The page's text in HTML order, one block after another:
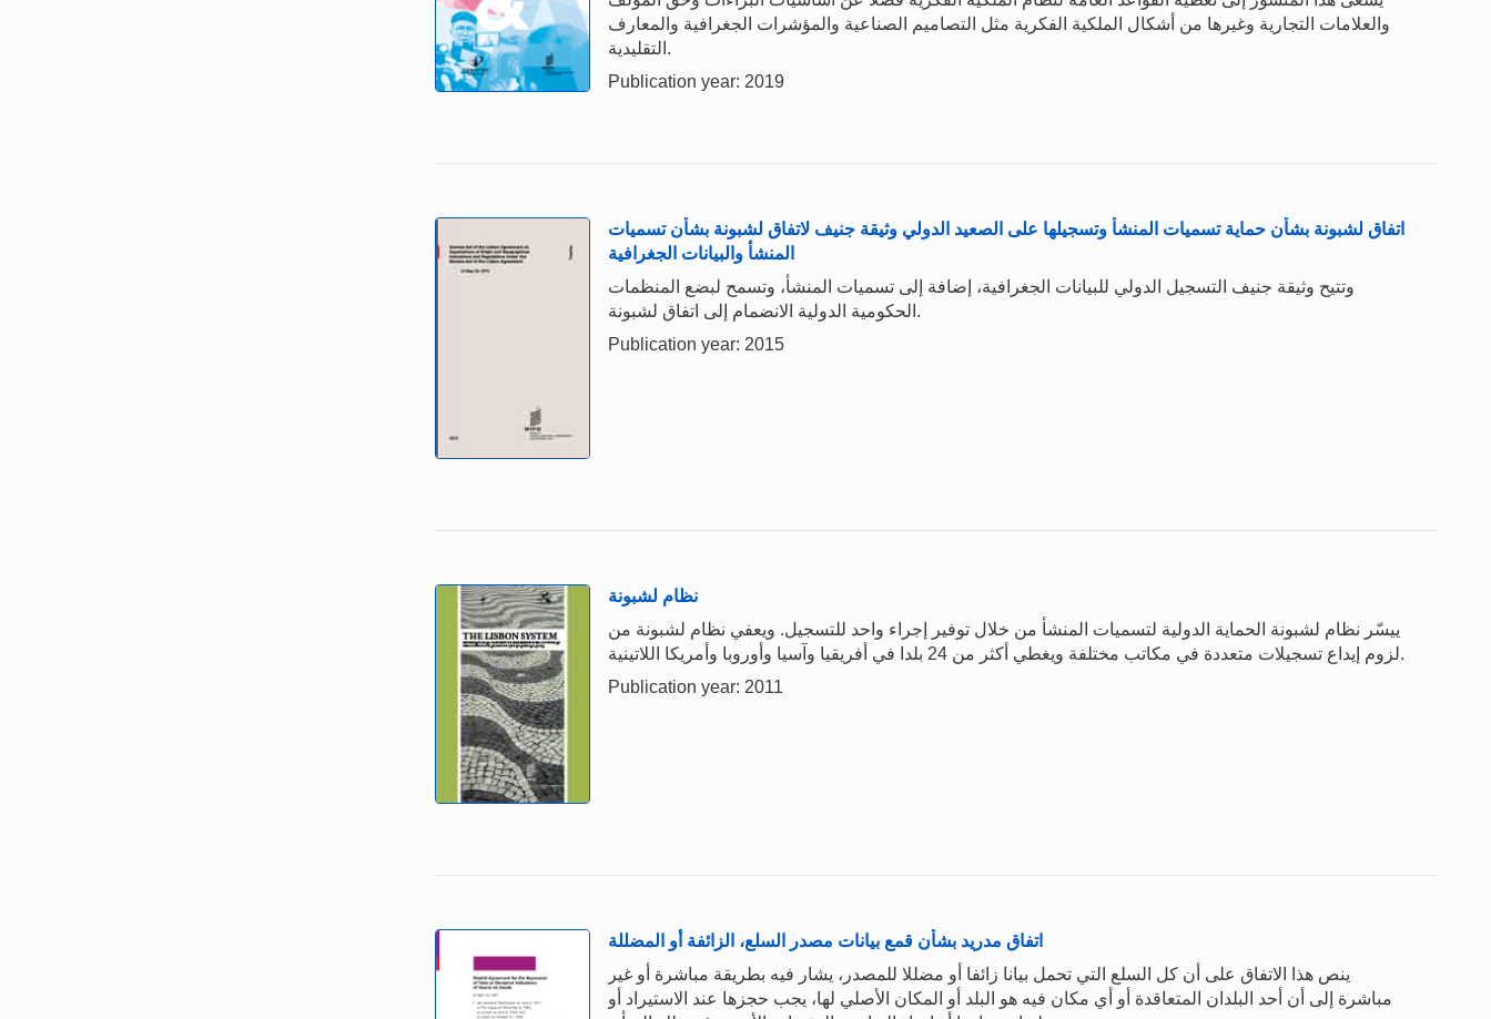
والعلامات التجارية وغيرها من أشكال الملكية الفكرية مثل التصاميم الصناعية والمؤشرات الجغرافية والمعارف
التقليدية.
Publication year: 2019
اتفاق لشبونة بشأن حماية تسميات المنشأ وتسجيلها على الصعيد الدولي وثيقة جنيف لاتفاق لشبونة بشأن تسميات
المنشأ والبيانات الجغرافية
وتتيح وثيقة جنيف التسجيل الدولي للبيانات الجغرافية، إضافة إلى تسميات المنشأ، وتسمح لبضع المنظمات
الحكومية الدولية الانضمام إلى اتفاق لشبونة.
Publication year: 2015
نظام لشبونة
ييسّر نظام لشبونة الحماية الدولية لتسميات المنشأ من خلال توفير إجراء واحد للتسجيل. ويعفي نظام لشبونة من
لزوم إيداع تسجيلات متعددة في مكاتب مختلفة ويغطي أكثر من 24 بلدا في أفريقيا وآسيا وأوروبا وأمريكا اللاتينية.
Publication year: 2011
اتفاق مدريد بشأن قمع بيانات مصدر السلع، الزائفة أو المضللة
ينص هذا الاتفاق على أن كل السلع التي تحمل بيانا زائفا أو مضللا للمصدر، يشار فيه بطريقة مباشرة أو غير
مباشرة إلى أن أحد البلدان المتعاقدة أو أي مكان فيه هو البلد أو المكان الأصلي لها، يجب حجزها عند الاستيراد أو